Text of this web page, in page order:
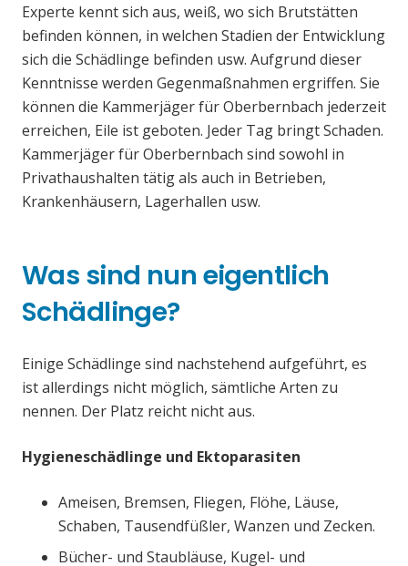
Experte kennt sich aus, weiß, wo sich Brutstätten
befinden können, in welchen Stadien der Entwicklung
sich die Schädlinge befinden usw. Aufgrund dieser
Kenntnisse werden Gegenmaßnahmen ergriffen. Sie
können die Kammerjäger für Oberbernbach jederzeit
erreichen, Eile ist geboten. Jeder Tag bringt Schaden.
Kammerjäger für Oberbernbach sind sowohl in
Privathaushalten tätig als auch in Betrieben,
Krankenhäusern, Lagerhallen usw.
Was sind nun eigentlich
Schädlinge?
Einige Schädlinge sind nachstehend aufgeführt, es
ist allerdings nicht möglich, sämtliche Arten zu
nennen. Der Platz reicht nicht aus.
Hygieneschädlinge und Ektoparasiten
Ameisen, Bremsen, Fliegen, Flöhe, Läuse,
Schaben, Tausendfüßler, Wanzen und Zecken.
Bücher- und Staubläuse, Kugel- und